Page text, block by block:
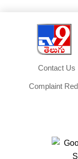
Contact Us
Complaint